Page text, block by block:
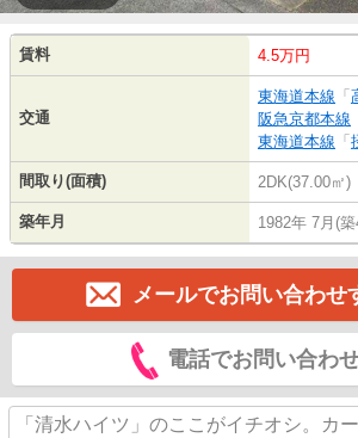
賃料 4.5万円
交通
東海道本線 「
阪急京都本線
東海道本線 「
間取り(面積) 2DK(37.00㎡)
築年月 1982年 7月(
メールでお問い合わせ
電話でお問い合わ
「清水ハイツ」のここがイチオシ。カ